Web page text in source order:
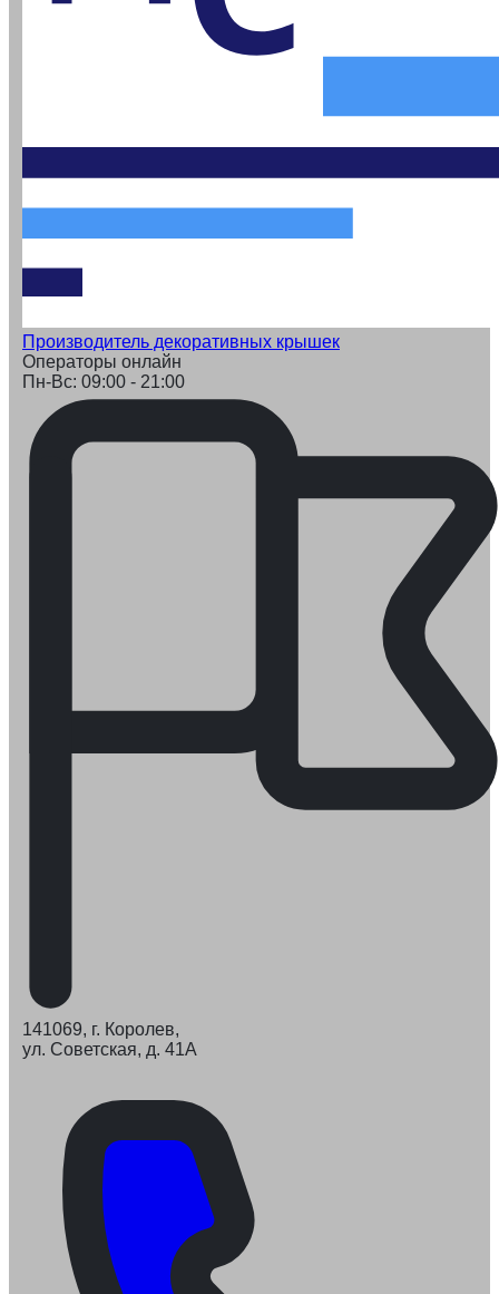
Производитель декоративных крышек
Операторы онлайн
Пн-Вс: 09:00 - 21:00
141069, г. Королев,
ул. Советская, д. 41А